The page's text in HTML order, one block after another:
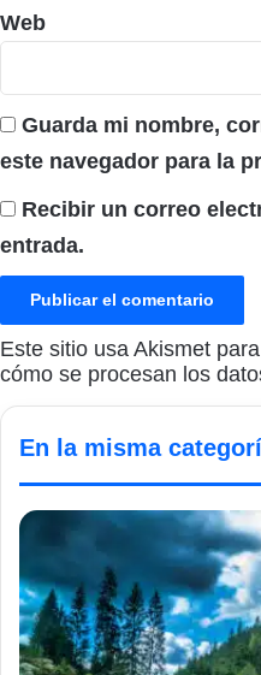
Web
Guarda mi nombre,
este navegador para la
Recibir un correo
entrada.
Este sitio usa Akismet
cómo se procesan los
En la misma